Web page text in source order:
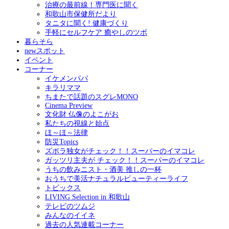
治療の最前線！専門医に聞く
和歌山市保健所だより
タニタに聞く! 健康づくり
手軽にセルフケア 癒やしのツボ
暮らそら
newスポット
イベント
コーナー
イケメンパパ
キラリママ
ちまたで話題のスグレMONO
Cinema Preview
文化財 仏像のよこがお
私たちの視線と始点
ほ～ほ～法律
防災Topics
ズボラ独女がチェック！！スーパーのイマコレ
ガッツリ主夫が チェック！！スーパーのイマコレ
うちの飲みニスト・酒美 推しの一杯
おうちで美活ナチュラルビューティーライフ
トピックス
LIVING Selection in 和歌山
テレビのツムジ
みんなのイイネ
過去の人気連載コーナー